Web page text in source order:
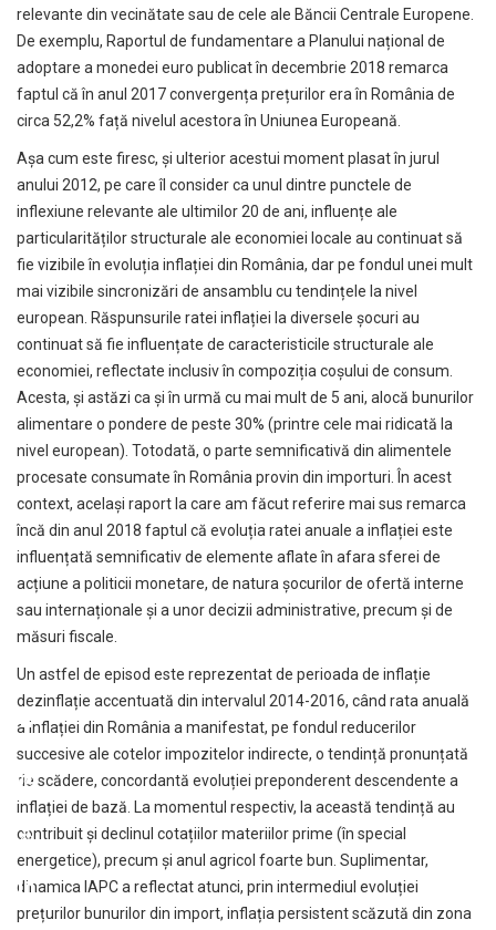
relevante din vecinătate sau de cele ale Băncii Centrale Europene.
De exemplu, Raportul de fundamentare a Planului național de
adoptare a monedei euro publicat în decembrie 2018 remarca
faptul că în anul 2017 convergența prețurilor era în România de
circa 52,2% față nivelul acestora în Uniunea Europeană.
Așa cum este firesc, și ulterior acestui moment plasat în jurul
anului 2012, pe care îl consider ca unul dintre punctele de
inflexiune relevante ale ultimilor 20 de ani, influențe ale
particularităților structurale ale economiei locale au continuat să
fie vizibile în evoluția inflației din România, dar pe fondul unei mult
mai vizibile sincronizări de ansamblu cu tendințele la nivel
european. Răspunsurile ratei inflației la diversele șocuri au
continuat să fie influențate de caracteristicile structurale ale
economiei, reflectate inclusiv în compoziția coșului de consum.
Acesta, și astăzi ca și în urmă cu mai mult de 5 ani, alocă bunurilor
alimentare o pondere de peste 30% (printre cele mai ridicată la
nivel european). Totodată, o parte semnificativă din alimentele
procesate consumate în România provin din importuri. În acest
context, același raport la care am făcut referire mai sus remarca
încă din anul 2018 faptul că evoluția ratei anuale a inflației este
influențată semnificativ de elemente aflate în afara sferei de
acțiune a politicii monetare, de natura șocurilor de ofertă interne
sau internaționale și a unor decizii administrative, precum și de
măsuri fiscale.
Un astfel de episod este reprezentat de perioada de inflație
dezinflație accentuată din intervalul 2014-2016, când rata anuală
a inflației din România a manifestat, pe fondul reducerilor
succesive ale cotelor impozitelor indirecte, o tendință pronunțată
de scădere, concordantă evoluției preponderent descendente a
inflației de bază. La momentul respectiv, la această tendință au
contribuit și declinul cotațiilor materiilor prime (în special
energetice), precum și anul agricol foarte bun. Suplimentar,
dinamica IAPC a reflectat atunci, prin intermediul evoluției
prețurilor bunurilor din import, inflația persistent scăzută din zona